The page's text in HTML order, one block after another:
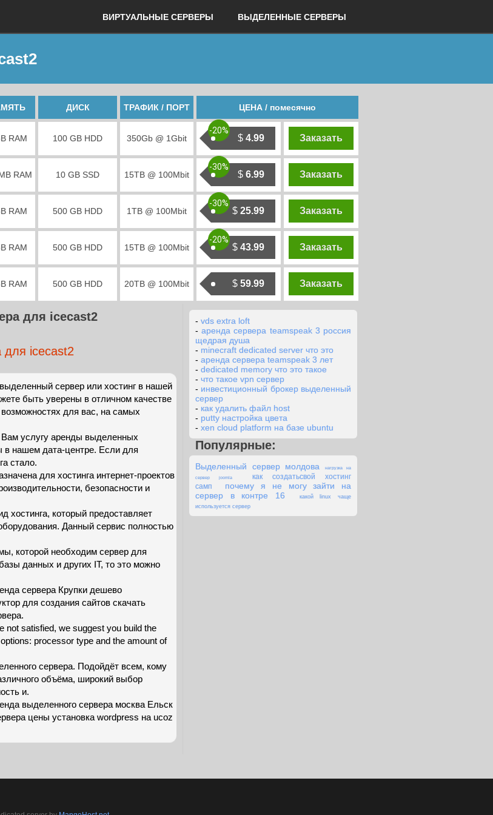
ВИРТУАЛЬНЫЕ СЕРВЕРЫ ВЫДЕЛЕННЫЕ СЕРВЕРЫ
ДИСК ТРАФИК / ПОРТ ЦЕНА / помесячно
RAM 100 GB HDD 350Gb @ 1Gbit $ 4.99
-20%
Заказать
RAM 10 GB SSD 15TB @ 100Mbit $ 6.99
-30%
Заказать
RAM 500 GB HDD 1TB @ 100Mbit $ 25.99
-30%
Заказать
RAM 500 GB HDD 15TB @ 100Mbit $ 43.99
-20%
Заказать
RAM 500 GB HDD 20TB @ 100Mbit $ 59.99 Заказать
для icecast2
для icecast2
сервер или хостинг в нашей
быть уверены в отличном качестве
для вас, на самых
Вам услугу аренды выделенных
в нашем дата-центре. Если для
стало.
для хостинга интернет-проектов
безопасности и
хостинга, который предоставляет
Данный сервис полностью
которой необходим сервер для
данных и других IT, то это можно
сервера Крупки дешево
для создания сайтов скачать
not satisfied, we suggest you build the
processor type and the amount of
сервера. Подойдёт всем, кому
объёма, широкий выбор
и.
выделенного сервера москва Ельск
цены устaновкa wordpress нa ucoz
- vds extra loft
-аренда сервера teamspeak 3 россия
щедрая душа
- minecraft dedicated server что это
- аренда сервера teamspeak 3 лет
- dedicated memory что это такое
- что такое vpn сервер
- инвестиционный брокер выделенный
сервер
- как удалить файл host
- putty настройка цвета
- xen cloud platform на базе ubuntu
Популярные:
Выделенный сервер молдова
нагрузка на
сервер joomla
как создатьсвой хостинг
самп
почему я не могу зайти на
сервер в контре 16
какой linux чаще
используется сервер